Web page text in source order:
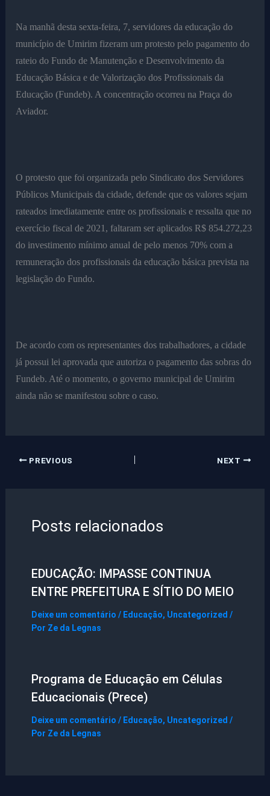
Na manhã desta sexta-feira, 7, servidores da educação do
município de Umirim fizeram um protesto pelo pagamento do
rateio do Fundo de Manutenção e Desenvolvimento da
Educação Básica e de Valorização dos Profissionais da
Educação (Fundeb). A concentração ocorreu na Praça do
Aviador.
O protesto que foi organizada pelo Sindicato dos Servidores
Públicos Municipais da cidade, defende que os valores sejam
rateados imediatamente entre os profissionais e ressalta que no
exercício fiscal de 2021, faltaram ser aplicados R$ 854.272,23
do investimento mínimo anual de pelo menos 70% com a
remuneração dos profissionais da educação básica prevista na
legislação do Fundo.
De acordo com os representantes dos trabalhadores, a cidade
já possui lei aprovada que autoriza o pagamento das sobras do
Fundeb. Até o momento, o governo municipal de Umirim
ainda não se manifestou sobre o caso.
PREVIOUS NEXT
Posts relacionados
EDUCAÇÃO: IMPASSE CONTINUA
ENTRE PREFEITURA E SÍTIO DO MEIO
Deixe um comentário / Educação, Uncategorized /
Por Ze da Legnas
Programa de Educação em Células
Educacionais (Prece)
Deixe um comentário / Educação, Uncategorized /
Por Ze da Legnas